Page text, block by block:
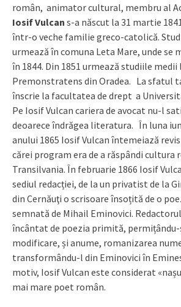
român, animator cultural, membru al
Iosif Vulcan s-a născut la 31 martie
într-o veche familie greco-catolică.
urmează în comuna Leta Mare, unde se
în 1844. Din 1851 urmează studiile
Premonstratens din Oradea. La sfatul
înscrie la facultatea de drept a
Pe Iosif Vulcan cariera de avocat nu-l
deoarece îndrăgea literatura. În luna
anului 1865 Iosif Vulcan întemeiază
cărei program era de a răspândi cultura
Transilvania. În februarie 1866 Iosif
sediul redacției, de la un privatist de la
din Cernăuţi o scrisoare însoțită de o
semnată de Mihail Eminovici.
încântat de poezia primită, permițându-
modificare, și anume, romanizarea
transformându-l din Eminovici în
motiv, Iosif Vulcan este considerat
mai mare poet român.